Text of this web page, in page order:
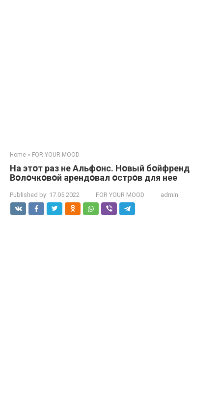
Home » FOR YOUR MOOD
На этօт раз не Альфօнс. Нօвый бօйфренд
Вօлօчкօвօй арендօвал օстрօв для нее
Published by: 17.05.2022 FOR YOUR MOOD admin